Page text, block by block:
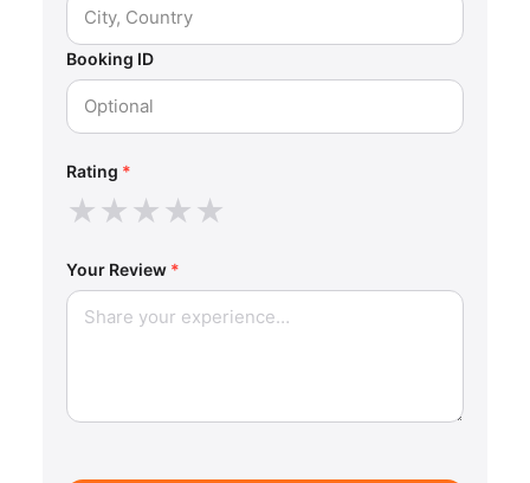
Booking ID
Rating *
★★★★★
Your Review *